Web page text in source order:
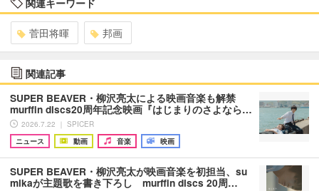
関連キーワード
菅田将暉 邦画
関連記事
SUPER BEAVER・柳沢亮太による映画音楽も解禁
murffin discs20周年記念映画『はじまりのさよなら…
2026.7.22 ｜ SPICER
ニュース
動画 音楽 映画
SUPER BEAVER・柳沢亮太が映画音楽を初担当、su
mikaが主題歌を書き下ろし murffin discs 20周…